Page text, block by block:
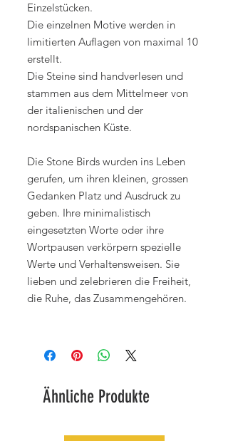
Einzelstücken.
Die einzelnen Motive werden in
limitierten Auflagen von maximal 10
erstellt.
Die Steine sind handverlesen und
stammen aus dem Mittelmeer von
der italienischen und der
nordspanischen Küste.
Die Stone Birds wurden ins Leben
gerufen, um ihren kleinen, grossen
Gedanken Platz und Ausdruck zu
geben. Ihre minimalistisch
eingesetzten Worte oder ihre
Wortpausen verkörpern spezielle
Werte und Verhaltensweisen. Sie
lieben und zelebrieren die Freiheit,
die Ruhe, das Zusammengehören.
Ähnliche Produkte